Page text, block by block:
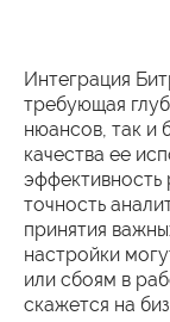
Интеграция
требующая
нюансов, так и
качества ее
эффективность
точность
принятия
настройки
или сбоям в
скажется на